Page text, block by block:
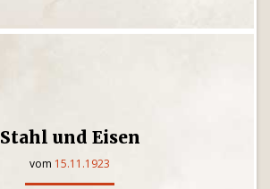
Stahl und Eisen
vom 15.11.1923